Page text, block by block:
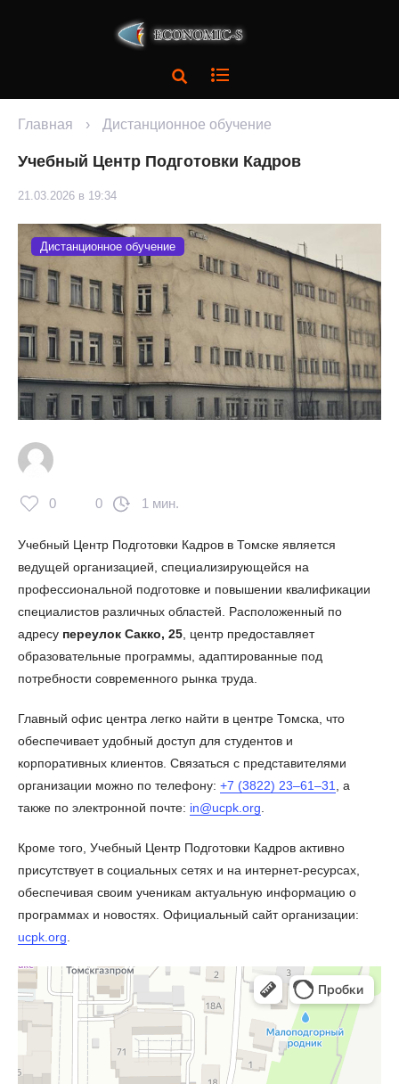
Главная › Дистанционное обучение
Учебный Центр Подготовки Кадров
21.03.2026 в 19:34
Дистанционное обучение
0 0 1 мин.
Учебный Центр Подготовки Кадров в Томске является
ведущей организацией, специализирующейся на
профессиональной подготовке и повышении квалификации
специалистов различных областей. Расположенный по
адресу переулок Сакко, 25 , центр предоставляет
образовательные программы, адаптированные под
потребности современного рынка труда.
Главный офис центра легко найти в центре Томска, что
обеспечивает удобный доступ для студентов и
корпоративных клиентов. Связаться с представителями
организации можно по телефону: +7 (3822) 23‒61‒31
, а
также по электронной почте: in@ucpk.org
Кроме того, Учебный Центр Подготовки Кадров активно
присутствует в социальных сетях и на интернет-ресурсах,
обеспечивая своим ученикам актуальную информацию о
программах и новостях. Официальный сайт организации:
ucpk.org